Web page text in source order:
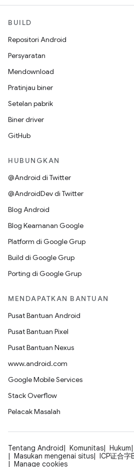
BUILD
Repositori Android
Persyaratan
Mendownload
Pratinjau biner
Setelan pabrik
Biner driver
GitHub
HUBUNGKAN
@Android di Twitter
@AndroidDev di Twitter
Blog Android
Blog Keamanan Google
Platform di Google Grup
Build di Google Grup
Porting di Google Grup
MENDAPATKAN BANTUAN
Pusat Bantuan Android
Pusat Bantuan Pixel
Pusat Bantuan Nexus
www.android.com
Google Mobile Services
Stack Overflow
Pelacak Masalah
Tentang Android Komunitas Hukum
Masukan mengenai situs
ICP证合
Manage cookies